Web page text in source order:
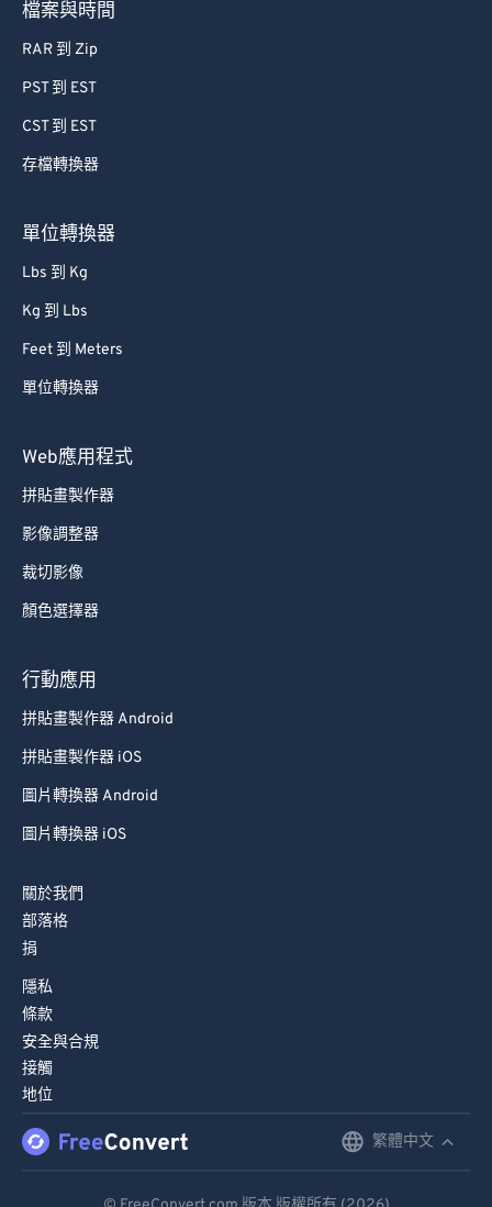
檔案與時間
RAR 到 Zip
PST 到 EST
CST 到 EST
存檔轉換器
單位轉換器
Lbs 到 Kg
Kg 到 Lbs
Feet 到 Meters
單位轉換器
Web應用程式
拼貼畫製作器
影像調整器
裁切影像
顏色選擇器
行動應用
拼貼畫製作器 Android
拼貼畫製作器 iOS
圖片轉換器 Android
圖片轉換器 iOS
關於我們
部落格
捐
隱私
條款
安全與合規
接觸
地位
繁體中文